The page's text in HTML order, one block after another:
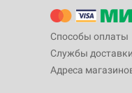
Способы оплаты
Службы доставки
Адреса